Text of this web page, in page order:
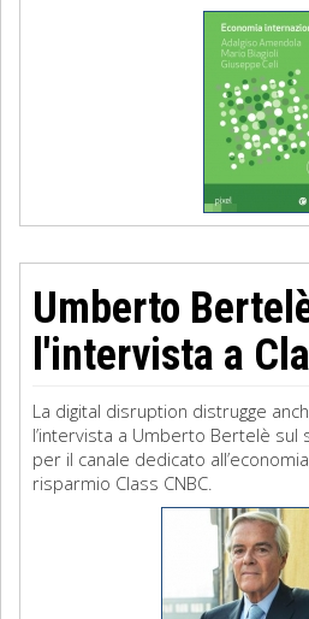
Umberto
l'intervista a
La digital disruption distrugge
l’intervista a Umberto Bertelè sul
per il canale dedicato
risparmio Class CNBC.